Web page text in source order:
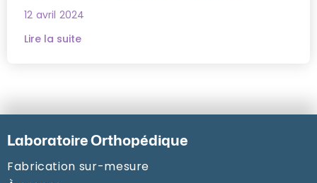
12 avril 2024
Lire la suite
Laboratoire Orthopédique
Fabrication sur-mesure